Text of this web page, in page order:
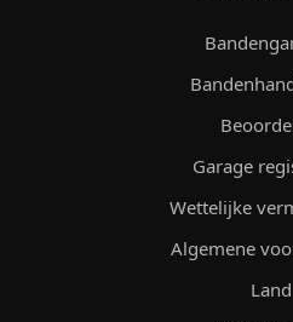
Garage
Wettelijke
Algemene
Land